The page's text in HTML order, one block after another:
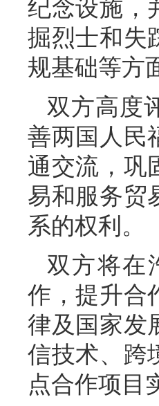
纪念设施，
掘烈士和失
规基础等方
双方高度
善两国人民
通交流，巩
易和服务贸
系的权利。
双方将在
作，提升合
律及国家发
信技术、跨
点合作项目